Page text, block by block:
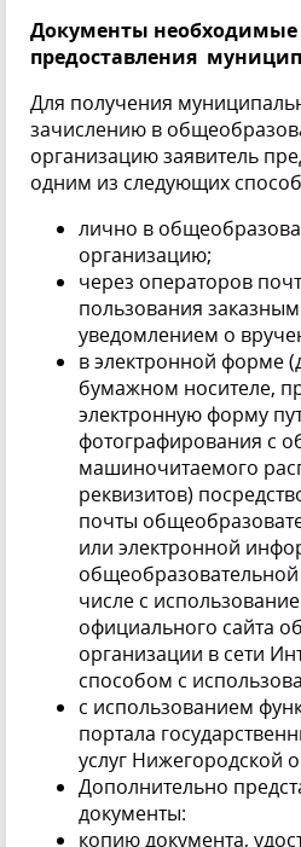
Документы необходимые
предоставления
Для получения
зачислению в
организацию заявитель
одним из следующих
лично в
организацию;
через операторов
пользования
уведомлением о
в электронной форме
бумажном носителе,
электронную форму
фотографирования с
машиночитаемого
реквизитов)
почты
или электронной
числе с
официального сайта
организации в сети
способом с
с использованием
портала
услуг Нижегородской
Дополнительно
документы:
копию документа,